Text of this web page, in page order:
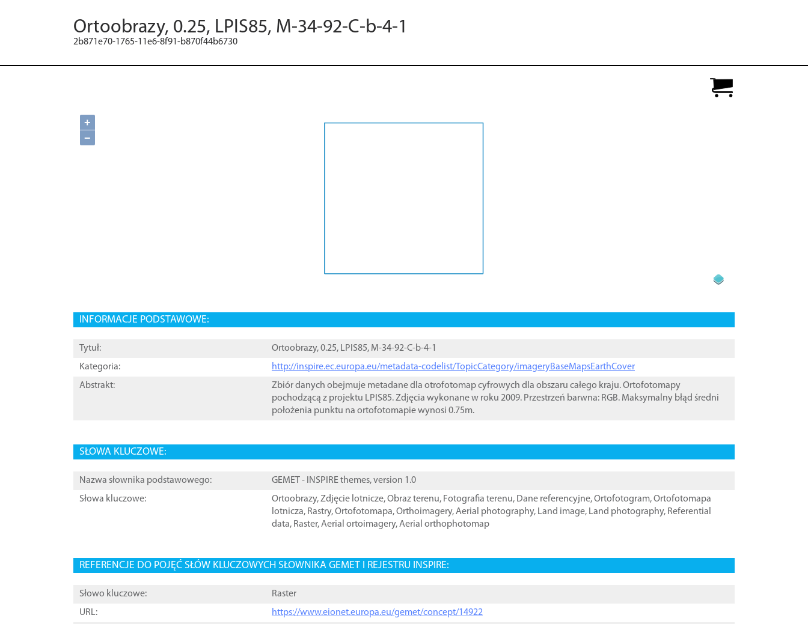
Ortoobrazy, 0.25, LPIS85, M-34-92-C-b-4-1
2b871e70-1765-11e6-8f91-b870f44b6730
+
−
INFORMACJE PODSTAWOWE:
Tytuł:
Ortoobrazy, 0.25, LPIS85, M-34-92-C-b-4-1
Kategoria:
http://inspire.ec.europa.eu/metadata-codelist/TopicCategory/imageryBaseMapsEarthCover
Abstrakt:
Zbiór danych obejmuje metadane dla otrofotomap cyfrowych dla obszaru całego kraju. Ortofotomapy
pochodzącą z projektu LPIS85. Zdjęcia wykonane w roku 2009. Przestrzeń barwna: RGB. Maksymalny błąd średni
położenia punktu na ortofotomapie wynosi 0.75m.
SŁOWA KLUCZOWE:
Nazwa słownika podstawowego:
GEMET - INSPIRE themes, version 1.0
Słowa kluczowe:
Ortoobrazy,Zdjęcie lotnicze,Obraz terenu, Fotografia terenu, Dane referencyjne,Ortofotogram,Ortofotomapa
lotnicza, Rastry,Ortofotomapa,Orthoimagery,Aerial photography, Land image, Land photography, Referential
data, Raster,Aerial ortoimagery,Aerial orthophotomap
REFERENCJE DO POJĘĆ SŁÓW KLUCZOWYCH SŁOWNIKA GEMET I REJESTRU INSPIRE:
Słowo kluczowe:
Raster
URL:
https://www.eionet.europa.eu/gemet/concept/14922